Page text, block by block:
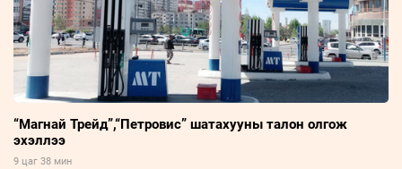
“Магнай Трейд”,“Петровис” шатахууны талон олгож
эхэллээ
9 цаг 38 мин